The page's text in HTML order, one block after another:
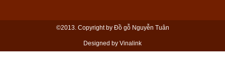
©2013. Copyright by Đồ gỗ Nguyễn Tuân
Designed by Vinalink